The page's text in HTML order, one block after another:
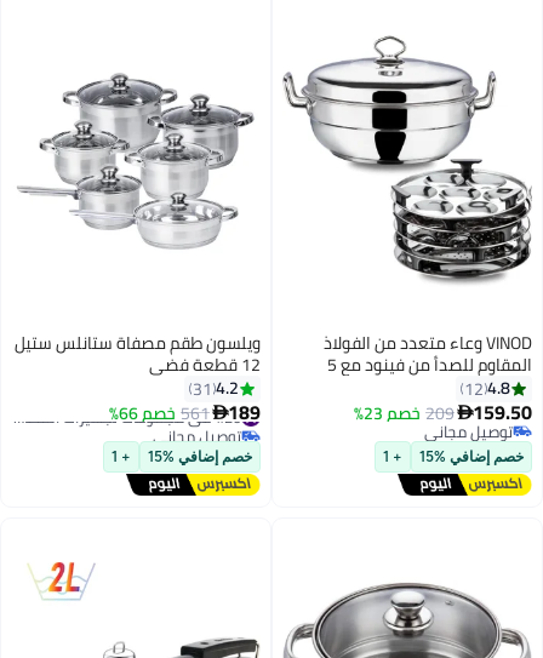
VINOD وعاء متعدد من الفولاذ
المقاوم للصدأ من فينود مع 5
| مناسب للموقد الكهربائي والغاز،
مقبض قوي، قاعدة SAS
4.8
12
159.50
209 خصم 23%
توصيل مجاني
توصيل مجاني
خصم إضافي %15 + 1
ويلسون طقم مصفاة ستانلس ستيل
12 قطعة فضي
4.2
31
189
561 خصم 66%
توصيل مجاني
خصم إضافي %15 + 1